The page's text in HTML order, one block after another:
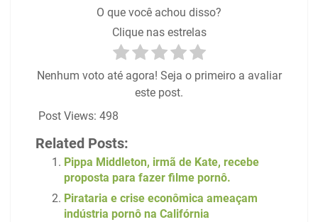
O que você achou disso?
Clique nas estrelas
Nenhum voto até agora! Seja o primeiro a avaliar
este post.
Post Views: 498
Related Posts:
Pippa Middleton, irmã de Kate, recebe
proposta para fazer filme pornô.
Pirataria e crise econômica ameaçam
indústria pornô na Califórnia